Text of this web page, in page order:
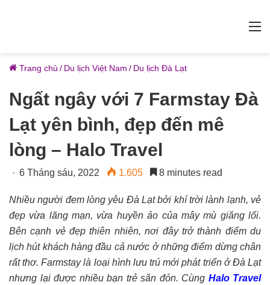
Trang chủ / Du lịch Việt Nam / Du lịch Đà Lạt
Ngất ngây với 7 Farmstay Đà
Lạt yên bình, đẹp đến mê
lòng – Halo Travel
6 Tháng sáu, 2022 1.605 8 minutes read
Nhiều người đem lòng yêu Đà Lạt bởi khí trời lành lạnh, vẻ
đẹp vừa lãng mạn, vừa huyền ảo của mây mù giăng lối.
Bên cạnh vẻ đẹp thiên nhiên, nơi đây trở thành điểm du
lịch hút khách hàng đầu cả nước ở những điểm dừng chân
rất thơ. Farmstay là loại hình lưu trú mới phát triển ở Đà Lạt
nhưng lại được nhiều bạn trẻ săn đón. Cùng Halo Travel